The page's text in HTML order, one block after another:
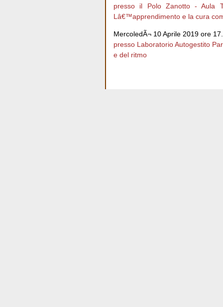
presso il Polo Zanotto - Aula
Lâ€™apprendimento e la cura
MercoledÃ¬ 10 Aprile 2019 ore
presso Laboratorio Autogestito
e del ritmo